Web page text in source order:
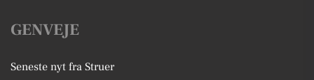
GENVEJE
Seneste nyt fra Struer